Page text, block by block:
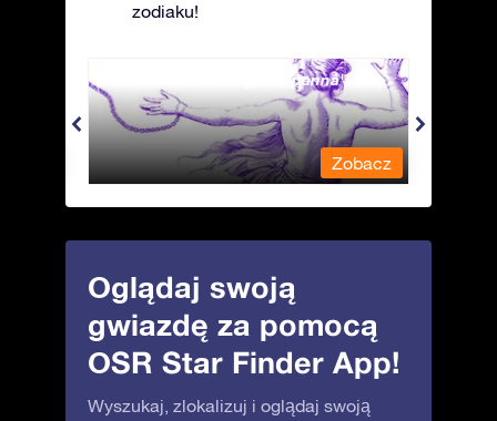
zodiaku!
Andromeda - Związana panna
Zobacz
Oglądaj swoją
gwiazdę za pomocą
OSR Star Finder App!
Wyszukaj, zlokalizuj i oglądaj swoją